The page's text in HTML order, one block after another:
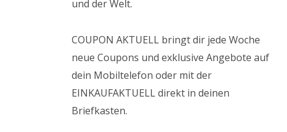
und der Welt.
COUPON AKTUELL bringt dir jede Woche
neue Coupons und exklusive Angebote auf
dein Mobiltelefon oder mit der
EINKAUFAKTUELL direkt in deinen
Briefkasten.